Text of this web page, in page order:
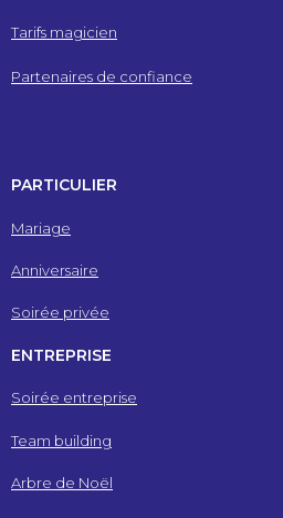
Tarifs magicien
Partenaires de confiance
PARTICULIER
Mariage
Anniversaire
Soirée privée
ENTREPRISE
Soirée entreprise
Team building
Arbre de Noël